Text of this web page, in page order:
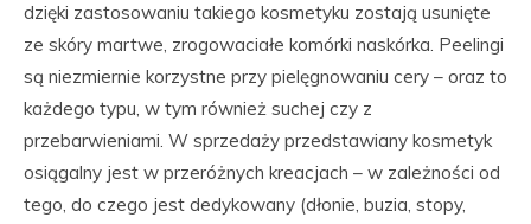
dzięki zastosowaniu takiego kosmetyku zostają usunięte
ze skóry martwe, zrogowaciałe komórki naskórka. Peelingi
są niezmiernie korzystne przy pielęgnowaniu cery – oraz to
każdego typu, w tym również suchej czy z
przebarwieniami. W sprzedaży przedstawiany kosmetyk
osiągalny jest w przeróżnych kreacjach – w zależności od
tego, do czego jest dedykowany (dłonie, buzia, stopy,